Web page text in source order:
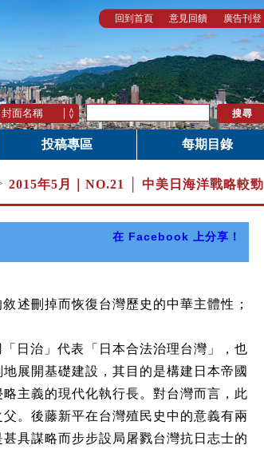
回到首頁 意見回饋 廣告刊登
投稿專區 每期目錄
2015年5月｜ NO.21 │ 中美日海洋戰略較勁
在 Facebook 上分享！
述刪掉而恢復台灣歷史的中華主體性；
日治」代表「日本合法治理台灣」，也
展開基礎建設，其目的是構建日本帝國
主義的現代化執行長。對台灣而言，此
。後藤新平在台灣殖民史中的意義有兩
具謀略而步步設局屠戮台灣抗日志士的